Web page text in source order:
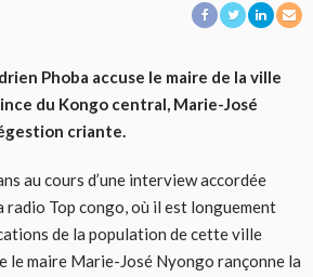
Phoba accuse le maire de la ville
du Kongo central, Marie-José
criante.
au cours d’une interview accordée
radio Top congo, où il est longuement
de la population de cette ville
le maire Marie-José Nyongo rançonne la